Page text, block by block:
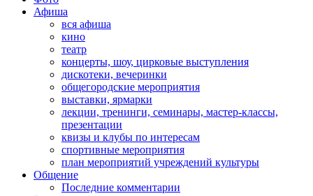
Афиша
вся афиша
кино
театр
концерты, шоу, цирковые выступления
дискотеки, вечеринки
общегородские мероприятия
выставки, ярмарки
лекции, тренинги, семинары, мастер-классы,
презентации
квизы и клубы по интересам
спортивные мероприятия
план мероприятий учреждений культуры
Общение
Последние комментарии